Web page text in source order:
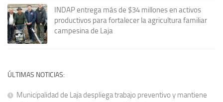
INDAP entrega más de $34 millones en activos
productivos para fortalecer la agricultura familiar
campesina de Laja
ÚLTIMAS NOTICIAS:
Municipalidad de Laja despliega trabajo preventivo y mantiene